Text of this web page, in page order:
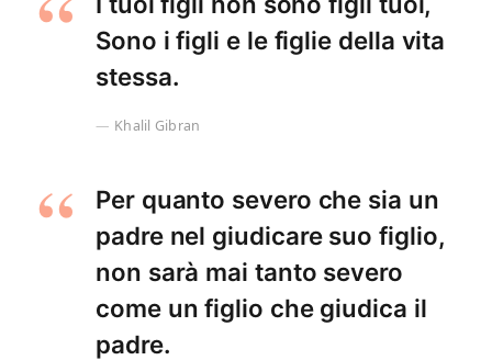
Sono i figli e le figlie della vita
stessa.
Khalil Gibran
Per quanto severo che sia un
padre nel giudicare suo figlio,
non sarà mai tanto severo
come un figlio che giudica il
padre.